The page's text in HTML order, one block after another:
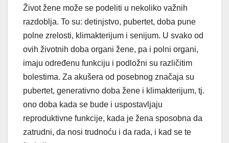
Život žene može se podeliti u nekoliko važnih
razdoblja. To su: detinjstvo, pubertet, doba pune
polne zrelosti, klimakterijum i senijum. U svako od
ovih životnih doba organi žene, pa i polni organi,
imaju određenu funkciju i podložni su različitim
bolestima. Za akušera od posebnog značaja su
pubertet, generativno doba žene i klimakterijum, tj.
ono doba kada se bude i uspostavljaju
reproduktivne funkcije, kada je žena sposobna da
zatrudni, da nosi trudnoću i da rada, i kad se te